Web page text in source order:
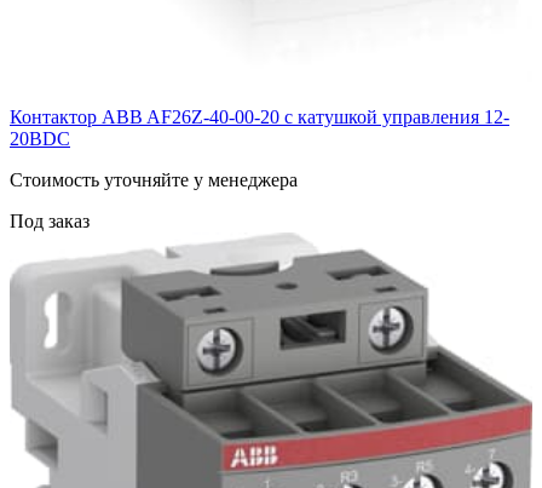
Контактор ABB AF26Z-40-00-20 с катушкой управления 12-
20BDC
Cтоимость уточняйте у менеджера
Под заказ